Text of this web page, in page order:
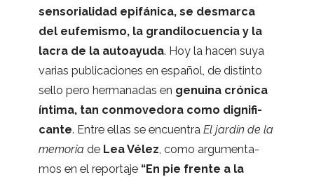
sen­so­ria­li­dad epi­fá­nica, se des­marca
del eufe­mismo, la gran­di­lo­cuen­cia y la
lacra de la auto­ayuda. Hoy la hacen suya
varias publi­ca­cio­nes en espa­ñol, de dis­tinto
sello pero her­ma­na­das en genuina cró­nica
íntima, tan con­mo­ve­dora como dig­ni­fi­
cante. Entre ellas se encuen­tra El jar­dín de la
memo­ria de Lea Vélez, como argu­men­ta­
mos en el repor­taje “En pie frente a la